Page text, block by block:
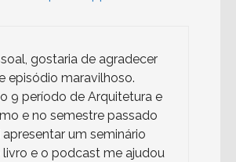
gostaria de agradecer
episódio maravilhoso.
9 período de Arquitetura e
e no semestre passado
apresentar um seminário
livro e o podcast me ajudou